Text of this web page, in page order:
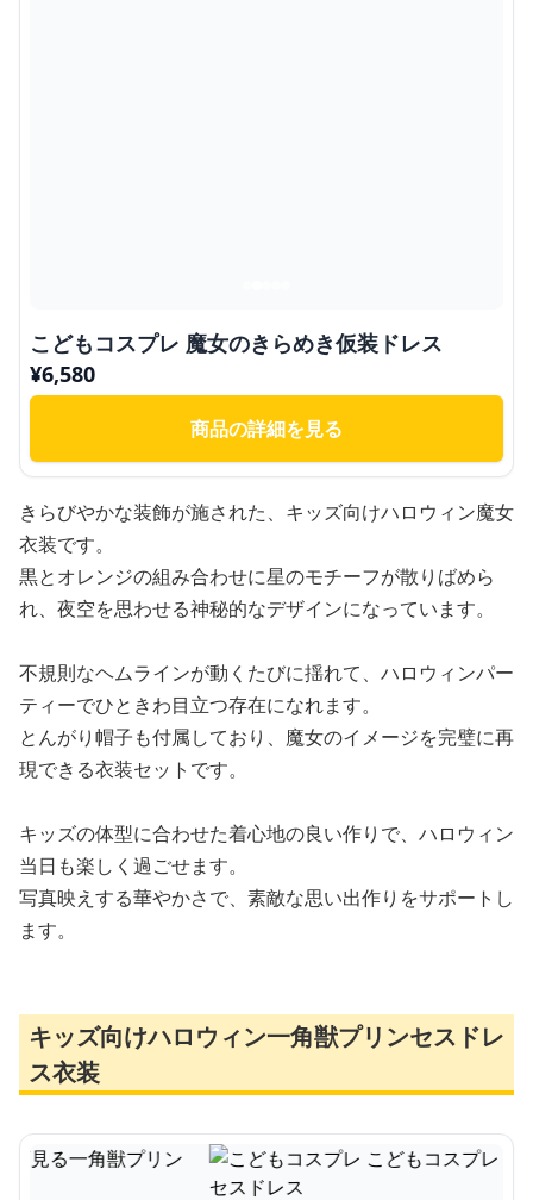
こどもコスプレ 魔女のきらめき仮装ドレス
¥6,580
商品の詳細を見る
きらびやかな装飾が施された、キッズ向けハロウィン魔女
衣装です。
黒とオレンジの組み合わせに星のモチーフが散りばめら
れ、夜空を思わせる神秘的なデザインになっています。
不規則なヘムラインが動くたびに揺れて、ハロウィンパー
ティーでひときわ目立つ存在になれます。
とんがり帽子も付属しており、魔女のイメージを完璧に再
現できる衣装セットです。
キッズの体型に合わせた着心地の良い作りで、ハロウィン
当日も楽しく過ごせます。
写真映えする華やかさで、素敵な思い出作りをサポートし
ます。
キッズ向けハロウィン一角獣プリンセスドレ
ス衣装